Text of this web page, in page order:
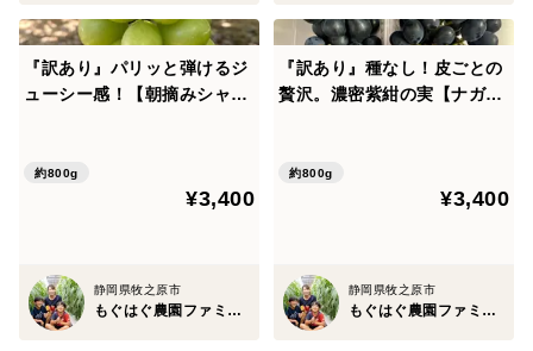
④つるんっと流し込むようにお召し上がりください
・解凍後は24時間以内にお召し上がり下さい。
とろろご飯やうどんや蕎麦に。
【数量・内容】とろろ汁（285g）× 2パック
『訳あり』パリッと弾けるジ
ューシー感！【朝摘みシャイ
約800g
¥3,400
静岡県牧之原市
もぐはぐ農園ファミリー
『訳あり』種なし！皮ごとの
贅沢。濃密紫紺の実【ナガノ
約800g
¥3,400
静岡県牧之原市
もぐはぐ農園ファミリー